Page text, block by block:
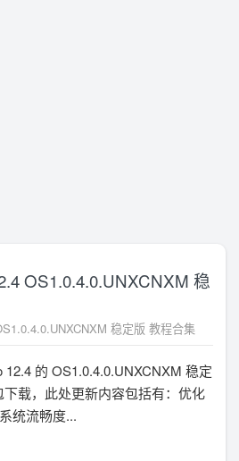
OS1.0.4.0.UNXCNXM 稳
稳定版 教程合集
的 OS1.0.4.0.UNXCNXM 稳定
载，此处更新内容包括有：优化
统流畅度...